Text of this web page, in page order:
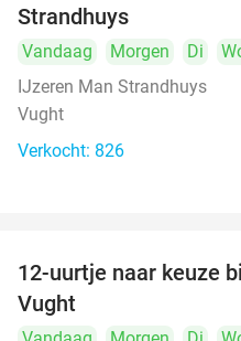
Strandhuys
Vandaag Morgen Di
IJzeren Man Strandhuys
Vught
Verkocht: 826
12-uurtje naar keuze
Vught